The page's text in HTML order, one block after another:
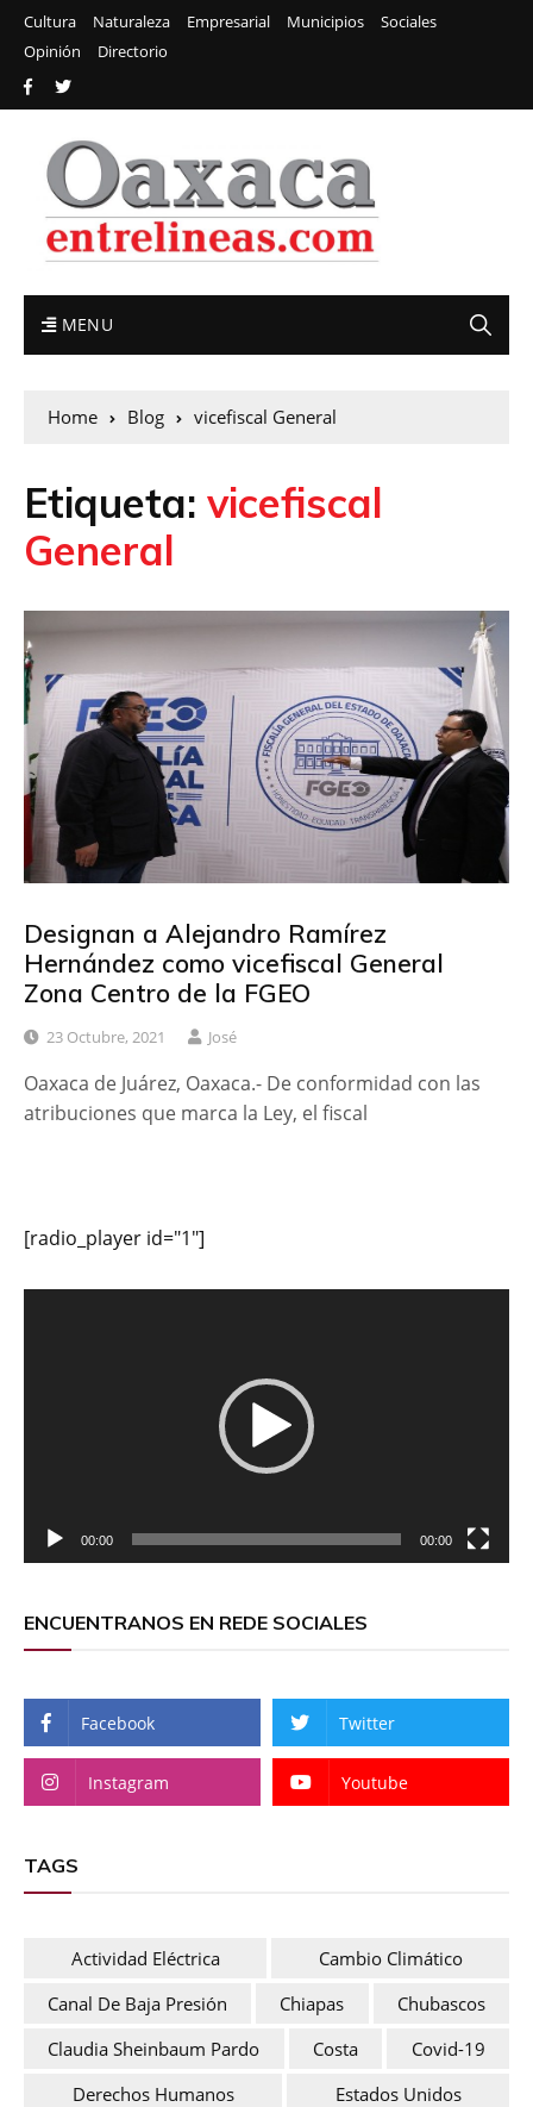
Cultura Naturaleza Empresarial Municipios
Sociales
Opinión
Directorio
MENU
Home Blog vicefiscal General
Etiqueta: vicefiscal
General
Designan a Alejandro Ramírez
Hernández como vicefiscal General
Zona Centro de la FGEO
23 Octubre, 2021 José
Oaxaca de Juárez, Oaxaca.- De conformidad con las
atribuciones que marca la Ley, el fiscal
[radio_player id="1"]
00:00 00:00
ENCUENTRANOS EN REDE SOCIALES
Facebook Twitter
Instagram Youtube
TAGS
Actividad Eléctrica
Cambio Climático
Canal De Baja Presión
Chiapas
Chubascos
Claudia Sheinbaum Pardo
Costa
Covid-19
Derechos Humanos
Estados Unidos